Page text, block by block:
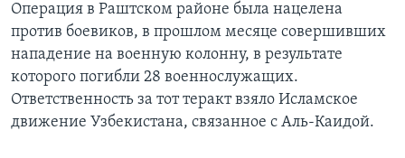
Операция в Раштском районе была нацелена
против боевиков, в прошлом месяце совершивших
нападение на военную колонну, в результате
которого погибли 28 военнослужащих.
Ответственность за тот теракт взяло Исламское
движение Узбекистана, связанное с Аль-Каидой.